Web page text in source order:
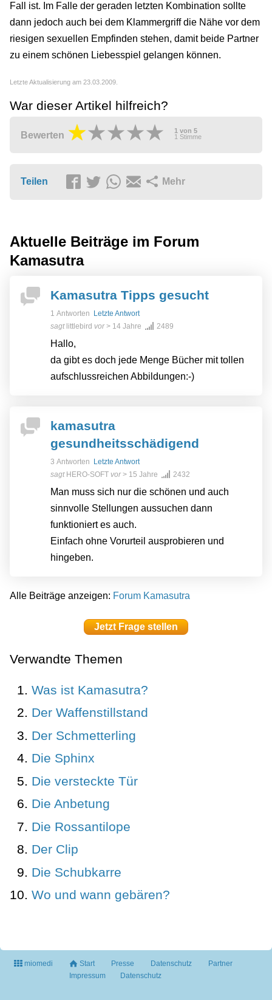
Fall ist. Im Falle der geraden letzten Kombination sollte
dann jedoch auch bei dem Klammergriff die Nähe vor dem
riesigen sexuellen Empfinden stehen, damit beide Partner
zu einem schönen Liebesspiel gelangen können.
Letzte Aktualisierung am 23.03.2009.
War dieser Artikel hilfreich?
Bewerten 1 von 5
1 Stimme
Teilen Mehr
Aktuelle Beiträge im Forum
Kamasutra
Kamasutra Tipps gesucht
1 Antworten
Letzte Antwort
sagt littlebird vor> 14 Jahre 2489
Hallo,
da gibt es doch jede Menge Bücher mit tollen
aufschlussreichen Abbildungen:-)
kamasutra
gesundheitsschädigend
3 Antworten
Letzte Antwort
sagt HERO-SOFT vor> 15 Jahre 2432
Man muss sich nur die schönen und auch
sinnvolle Stellungen aussuchen dann
funktioniert es auch.
Einfach ohne Vorurteil ausprobieren und
hingeben.
Alle Beiträge anzeigen: Forum Kamasutra
Jetzt Frage stellen
Verwandte Themen
Was ist Kamasutra?
Der Waffenstillstand
Der Schmetterling
Die Sphinx
Die versteckte Tür
Die Anbetung
Die Rossantilope
Der Clip
Die Schubkarre
Wo und wann gebären?
miomedi Start Presse Datenschutz
Partner
Impressum
Datenschutz